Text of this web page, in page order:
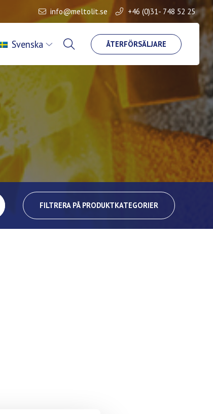
info@meltolit.se +46 (0)31- 748 52 25
ÅTERFÖRSÄLJARE
Svenska
FILTRERA PÅ PRODUKTKATEGORIER